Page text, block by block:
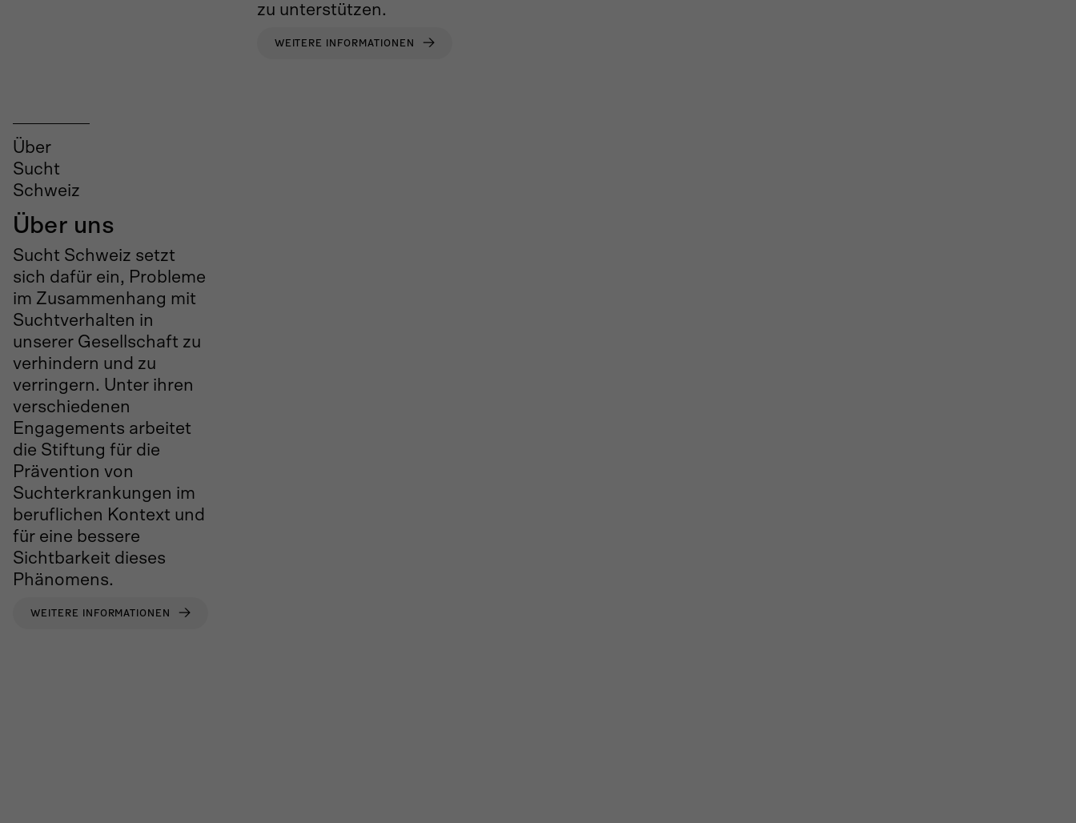
zu unterstützen.
WEITERE INFORMATIONEN
Über
Sucht
Schweiz
Über uns
Sucht Schweiz setzt
sich dafür ein, Probleme
im Zusammenhang mit
Suchtverhalten in
unserer Gesellschaft zu
verhindern und zu
verringern. Unter ihren
verschiedenen
Engagements arbeitet
die Stiftung für die
Prävention von
Suchterkrankungen im
beruflichen Kontext und
für eine bessere
Sichtbarkeit dieses
Phänomens.
WEITERE INFORMATIONEN